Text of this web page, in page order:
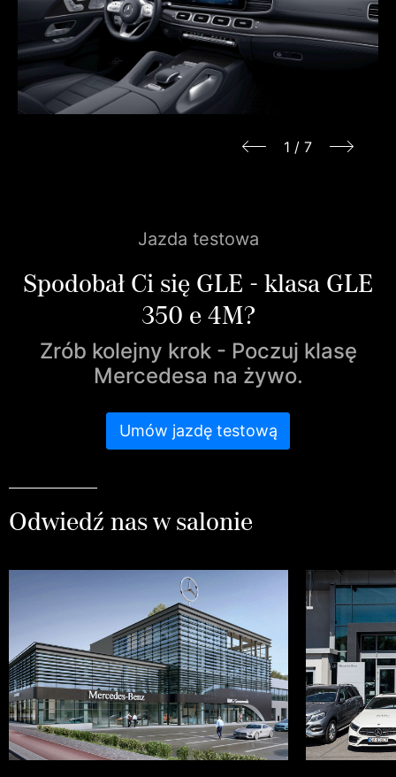
1 / 7
Jazda testowa
Spodobał Ci się GLE - klasa GLE
350 e 4M?
Zrób kolejny krok - Poczuj klasę
Mercedesa na żywo.
Umów jazdę testową
Odwiedź nas w salonie